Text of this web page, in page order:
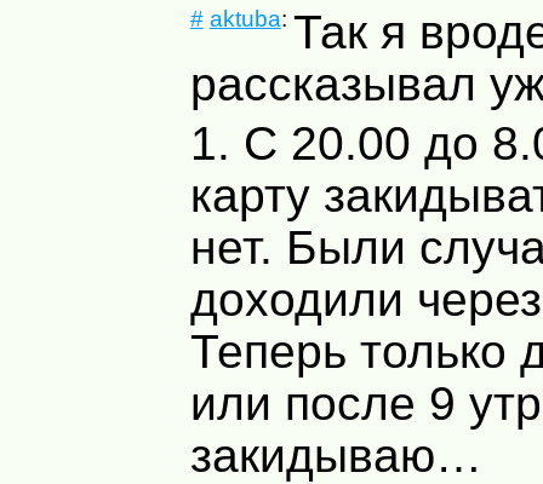
# aktuba: Так я
рассказывал
1. С 20.00 до
карту
нет. Были
доходили
Теперь только
или после 9
закидываю…